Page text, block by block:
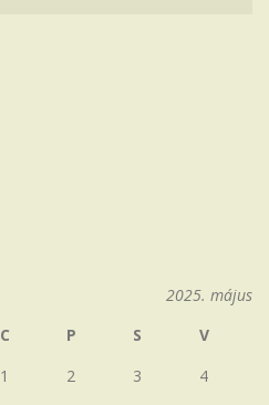
2025. május
C P S
V
1
2 3
4